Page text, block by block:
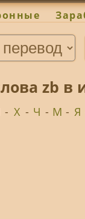
zb в
- Х - Ч - М - Я